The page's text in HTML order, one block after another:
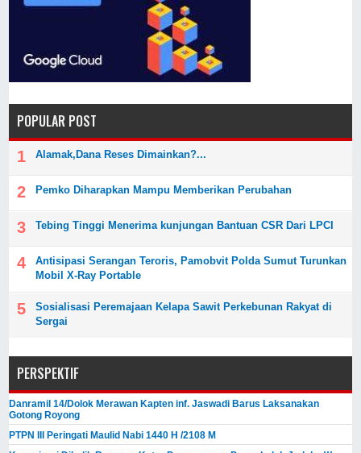
POPULAR POST
Alamak,Dana Reses Dimainkan?...
Pemko Diharapkan Mampu Memberikan Perubahan
Tebing Tinggi Menerima kunjungan Bantuan CSR Dari LPCI
Antisipasi Serangan Teroris, Pamobvit Polda Sumut Turunkan
Mobil X-Ray Portable
Sosialisasi Peremajaan Kelapa Sawit Perkebunan Rakyat di
Sergai
PERSPEKTIF
Danramil 14/Dolok Merawan Kapten inf. Jaswadi Barus Laksanakan
Gotong Royong
PTPN III Peringati Maulid Nabi 1440 H /2108 M